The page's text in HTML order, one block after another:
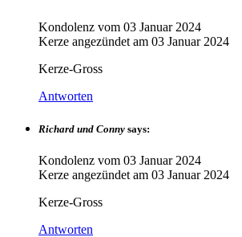
Kondolenz vom 03 Januar 2024
Kerze angezündet am 03 Januar 2024
Kerze-Gross
Antworten
Richard und Conny says:
Kondolenz vom 03 Januar 2024
Kerze angezündet am 03 Januar 2024
Kerze-Gross
Antworten